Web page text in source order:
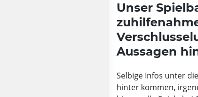
Unser
Aussagen
Selbige Infos unter
hinter kommen,